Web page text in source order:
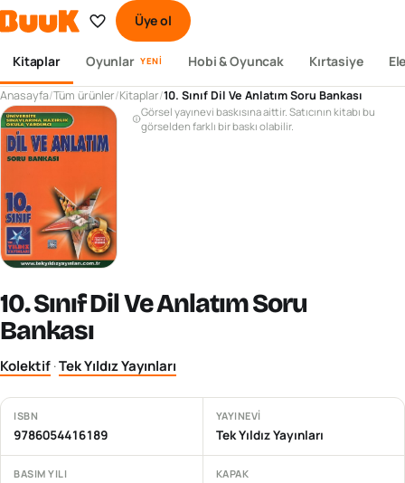
Üye ol
Kitaplar Oyunlar YENI Hobi & Oyuncak Kırtasiye
Anasayfa/Tüm ürünler/Kitaplar/10. Sınıf Dil Ve Anlatım Soru Bankası
Görsel yayınevi baskısına aittir. Satıcının kitabı bu
görselden farklı bir baskı olabilir.
10. Sınıf Dil Ve Anlatım Soru
Bankası
Kolektif·Tek Yıldız Yayınları
ISBN
9786054416189
YAYINEVI
Tek Yıldız Yayınları
BASIM YILI KAPAK